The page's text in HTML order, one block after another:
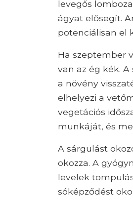
levegős
ágyat elősegít.
potenciálisan el
Ha szeptember
van az ég kék.
a növény
elhelyezi a
vegetációs
munkáját, és
A sárgulást
okozza. A
levelek
sóképződést